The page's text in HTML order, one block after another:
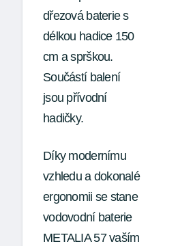
dřezová baterie s
délkou hadice 150
cm a sprškou.
Součástí balení
jsou přívodní
hadičky.
Díky modernímu
vzhledu a dokonalé
ergonomii se stane
vodovodní baterie
METALIA 57 vaším